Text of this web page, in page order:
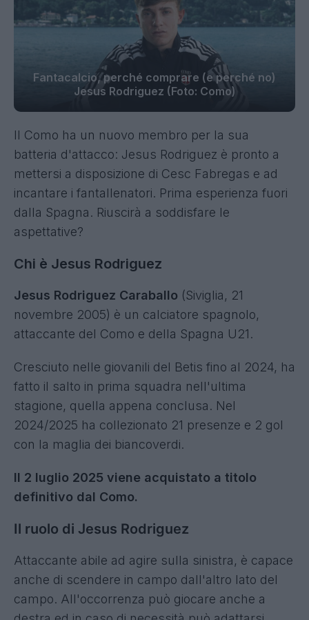
Fantacalcio, perché comprare (e perché no)
Jesus Rodriguez (Foto: Como)
Il Como ha un nuovo membro per la sua
batteria d'attacco: Jesus Rodriguez è pronto a
mettersi a disposizione di Cesc Fabregas e ad
incantare i fantallenatori. Prima esperienza fuori
dalla Spagna. Riuscirà a soddisfare le
aspettative?
Chi è Jesus Rodriguez
Jesus Rodriguez Caraballo (Siviglia, 21
novembre 2005) è un calciatore spagnolo,
attaccante del Como e della Spagna U21.
Cresciuto nelle giovanili del Betis fino al 2024, ha
fatto il salto in prima squadra nell'ultima
stagione, quella appena conclusa. Nel
2024/2025 ha collezionato 21 presenze e 2 gol
con la maglia dei biancoverdi.
Il 2 luglio 2025 viene acquistato a titolo
definitivo dal Como.
Il ruolo di Jesus Rodriguez
Attaccante abile ad agire sulla sinistra, è capace
anche di scendere in campo dall'altro lato del
campo. All'occorrenza può giocare anche a